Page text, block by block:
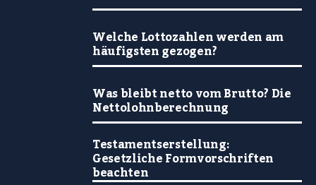
Welche Lottozahlen werden am
häufigsten gezogen?
Was bleibt netto vom Brutto? Die
Nettolohnberechnung
Testamentserstellung:
Gesetzliche Formvorschriften
beachten